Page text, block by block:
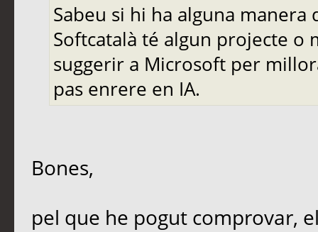
Sabeu si hi ha alguna
Softcatalà té algun projecte o
suggerir a Microsoft per
pas enrere en IA.
Bones,
pel que he pogut comprovar,